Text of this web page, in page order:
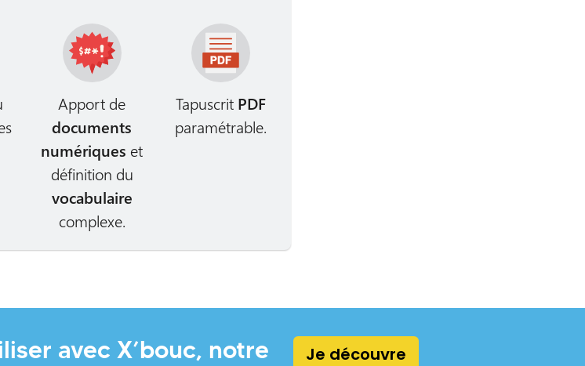
Apport de
documents
numériques et
définition du
vocabulaire
complexe.
Tapuscrit PDF
paramétrable.
avec X’bouc, notre
Je découvre